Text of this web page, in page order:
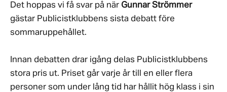
Det hoppas vi få svar på när Gunnar Strömmer
gästar Publicistklubbens sista debatt före
sommaruppehållet.
Innan debatten drar igång delas Publicistklubbens
stora pris ut. Priset går varje år till en eller flera
personer som under lång tid har hållit hög klass i sin